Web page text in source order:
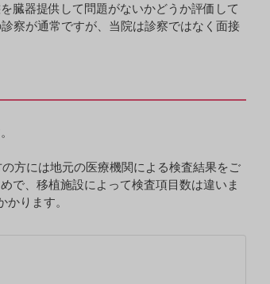
臓器提供して問題がないかどうか評価して
察が通常ですが、当院は診察ではなく面接
方には地元の医療機関による検査結果をご
で、移植施設によって検査項目数は違いま
ります。